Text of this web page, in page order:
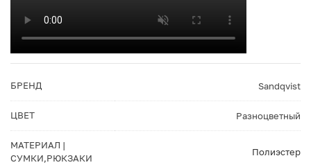
БРЕНД Sandqvist
ЦВЕТ Разноцветный
МАТЕРИАЛ |
СУМКИ,РЮКЗАКИ
Полиэстер